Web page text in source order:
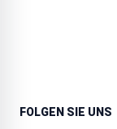
FOLGEN SIE UNS